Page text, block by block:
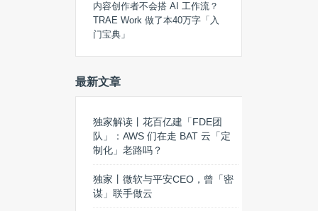
内容创作者不会搭 AI 工作流？
TRAE Work 做了本40万字「入
门宝典」
最新文章
独家解读丨花百亿建「FDE团
队」：AWS 们在走 BAT 云「定
制化」老路吗？
独家丨微软与平安CEO，曾「密
谋」联手做云